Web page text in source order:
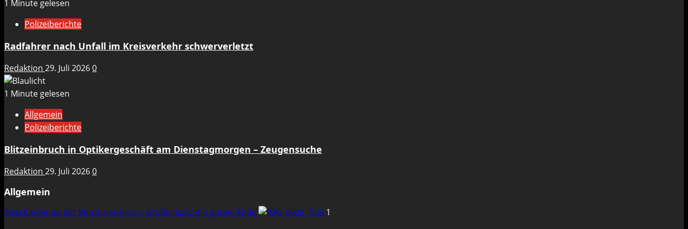
1 Minute gelesen
Polizeiberichte
Radfahrer nach Unfall im Kreisverkehr schwerverletzt
Redaktion 29. Juli 20260
1 Minute gelesen
Allgemein
Polizeiberichte
Blitzeinbruch in Optikergeschäft am Dienstagmorgen – Zeugensuche
Redaktion 29. Juli 20260
Allgemein
Zwei Kinder an der Wurm vermisst – Großeinsatz mit gutem Ende 1